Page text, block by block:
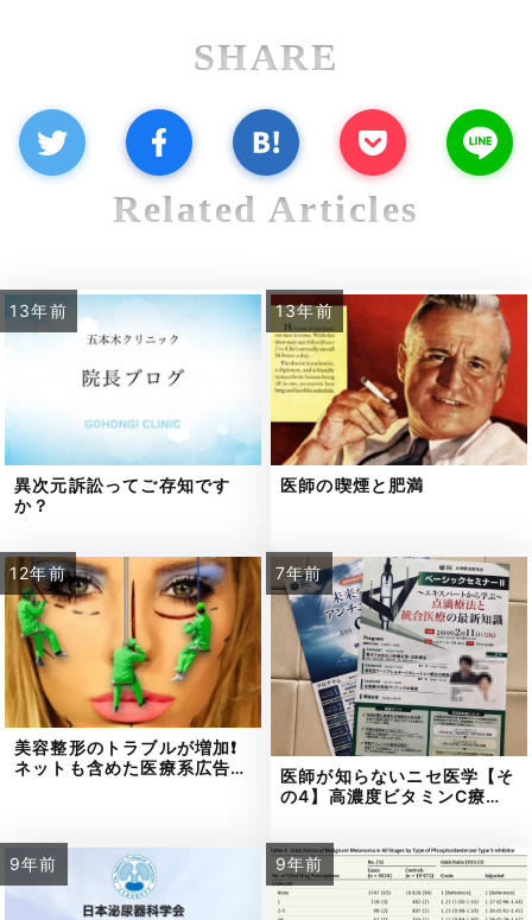
SHARE
Related Articles
13年前
異次元訴訟ってご存知です
か？
13年前
医師の喫煙と肥満
12年前
美容整形のトラブルが増加❗
ネットも含めた医療系広告…
7年前
医師が知らないニセ医学【そ
の4】高濃度ビタミンC療…
9年前 9年前